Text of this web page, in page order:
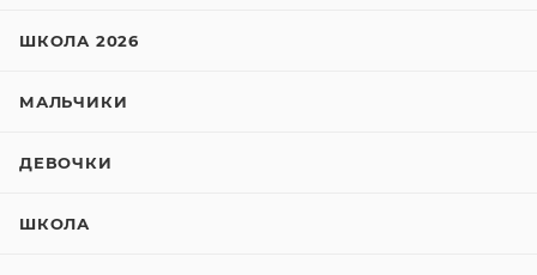
ШКОЛА 2026
МАЛЬЧИКИ
ДЕВОЧКИ
ШКОЛА